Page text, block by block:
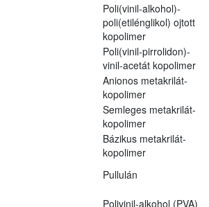
Poli(vinil-alkohol)-
poli(etilénglikol) ojtott
kopolimer
Poli(vinil-pirrolidon)-
vinil-acetát kopolimer
Anionos metakrilát-
kopolimer
Semleges metakrilát-
kopolimer
Bázikus metakrilát-
kopolimer
Pullulán
Polivinil-alkohol (PVA)